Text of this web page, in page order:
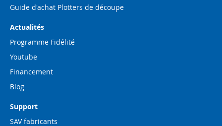
Guide d'achat Plotters de découpe
Actualités
Programme Fidélité
Youtube
Financement
Blog
Support
SAV fabricants